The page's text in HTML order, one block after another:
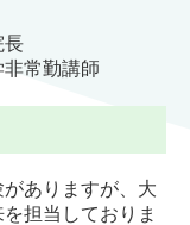
長
常勤講師
ありますが、大
担当しておりま